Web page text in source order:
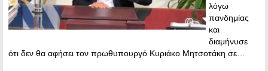
λόγω
πανδημίας
και
διαμήνυσε
ότι δεν θα αφήσει τον πρωθυπουργό Κυριάκο Μητσοτάκη σε…